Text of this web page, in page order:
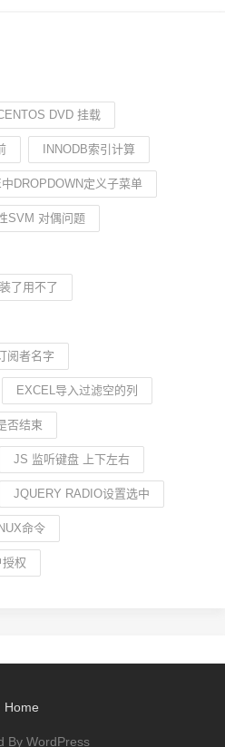
DVD 挂载
INNODB索引计算
DROPDOWN定义子菜单
SVM 对偶问题
了用不了
阅者名字
EXCEL导入过滤空的列
否结束
JS 监听键盘 上下左右
JQUERY RADIO设置选中
命令
权
Home
By WordPress